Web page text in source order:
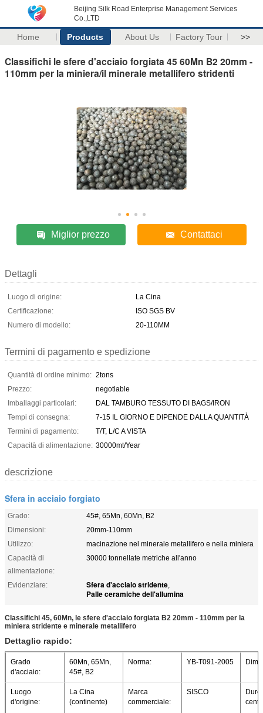
Beijing Silk Road Enterprise Management Services
Co.,LTD
Home Products About Us Factory Tour >>
Classifichi le sfere d'acciaio forgiata 45 60Mn B2 20mm -
110mm per la miniera/il minerale metallifero stridenti
Miglior prezzo Contattaci
Dettagli
Luogo di origine:
La Cina
Certificazione:
ISO SGS BV
Numero di modello:
20-110MM
Termini di pagamento e spedizione
Quantità di ordine minimo: 2tons
Prezzo:
negotiable
Imballaggi particolari:
DAL TAMBURO TESSUTO DI BAGS/IRON
Tempi di consegna:
7-15 IL GIORNO E DIPENDE DALLA QUANTITÀ
Termini di pagamento:
T/T, L/C A VISTA
Capacità di alimentazione: 30000mt/Year
descrizione
Sfera in acciaio forgiato
Grado:
45#, 65Mn, 60Mn, B2
Dimensioni:
20mm-110mm
Utilizzo:
macinazione nel minerale metallifero e nella miniera
Capacità di
alimentazione:
30000 tonnellate metriche all'anno
Evidenziare: Sfera d'acciaio stridente,
Palle ceramiche dell'allumina
Classifichi 45, 60Mn, le sfere d'acciaio forgiata B2 20mm - 110mm per la
miniera stridente e minerale metallifero
Dettaglio rapido:
Grado
d'acciaio:
60Mn, 65Mn,
45#, B2
Norma: YB-T091-2005
Luogo
d'origine:
La Cina
(continente)
Marca
commerciale:
SISCO